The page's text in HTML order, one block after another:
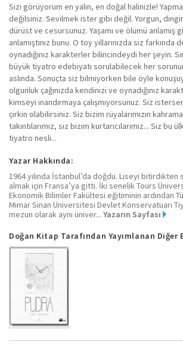
Sizi görüyorum en yalın, en doğal halinizle!
değilsiniz. Sevilmek ister gibi değil. Yorgun,
dürüst ve cesursunuz. Yaşamı ve ölümü anlamış
anlamıştınız bunu. O toy yıllarınızda siz farkında
oynadığınız karakterler bilincindeydi her şeyin.
büyük tiyatro edebiyatı sorulabilecek her
aslında. Sonuçta siz bilmiyorken bile öyle
olgunluk çağınızda kendinizi ve oynadığınız
kimseyi inandırmaya çalışmıyorsunuz. Siz
çirkin olabilirsiniz. Siz bizim rüyalarımızın
takıntılarımız, siz bizim kurtarıcılarımız... Siz bu
tiyatro nesli...
Yazar Hakkında:
1964 yılında İstanbul’da doğdu. Liseyi
almak için Fransa’ya gitti. İki senelik Tours
Ekonomik Bilimler Fakültesi eğitiminin ardından
Mimar Sinan Üniversitesi Devlet Konservatuarı
mezun olarak aynı üniver... Yazarın Sayfası
Doğan Kitap Tarafından Yayımlanan Diğer